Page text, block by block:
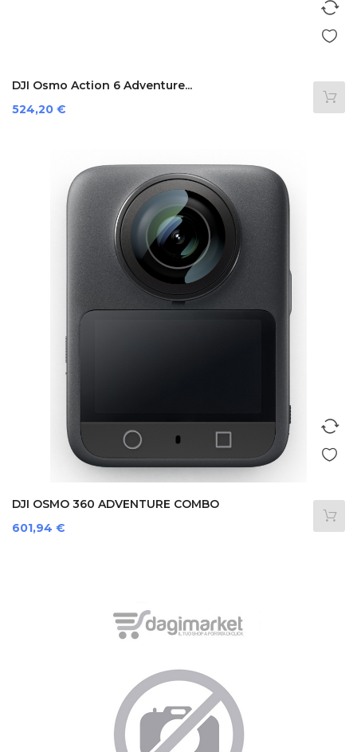
DJI Osmo Action 6 Adventure...
Prezzo
524,20 €
DJI OSMO 360 ADVENTURE COMBO
Prezzo
601,94 €